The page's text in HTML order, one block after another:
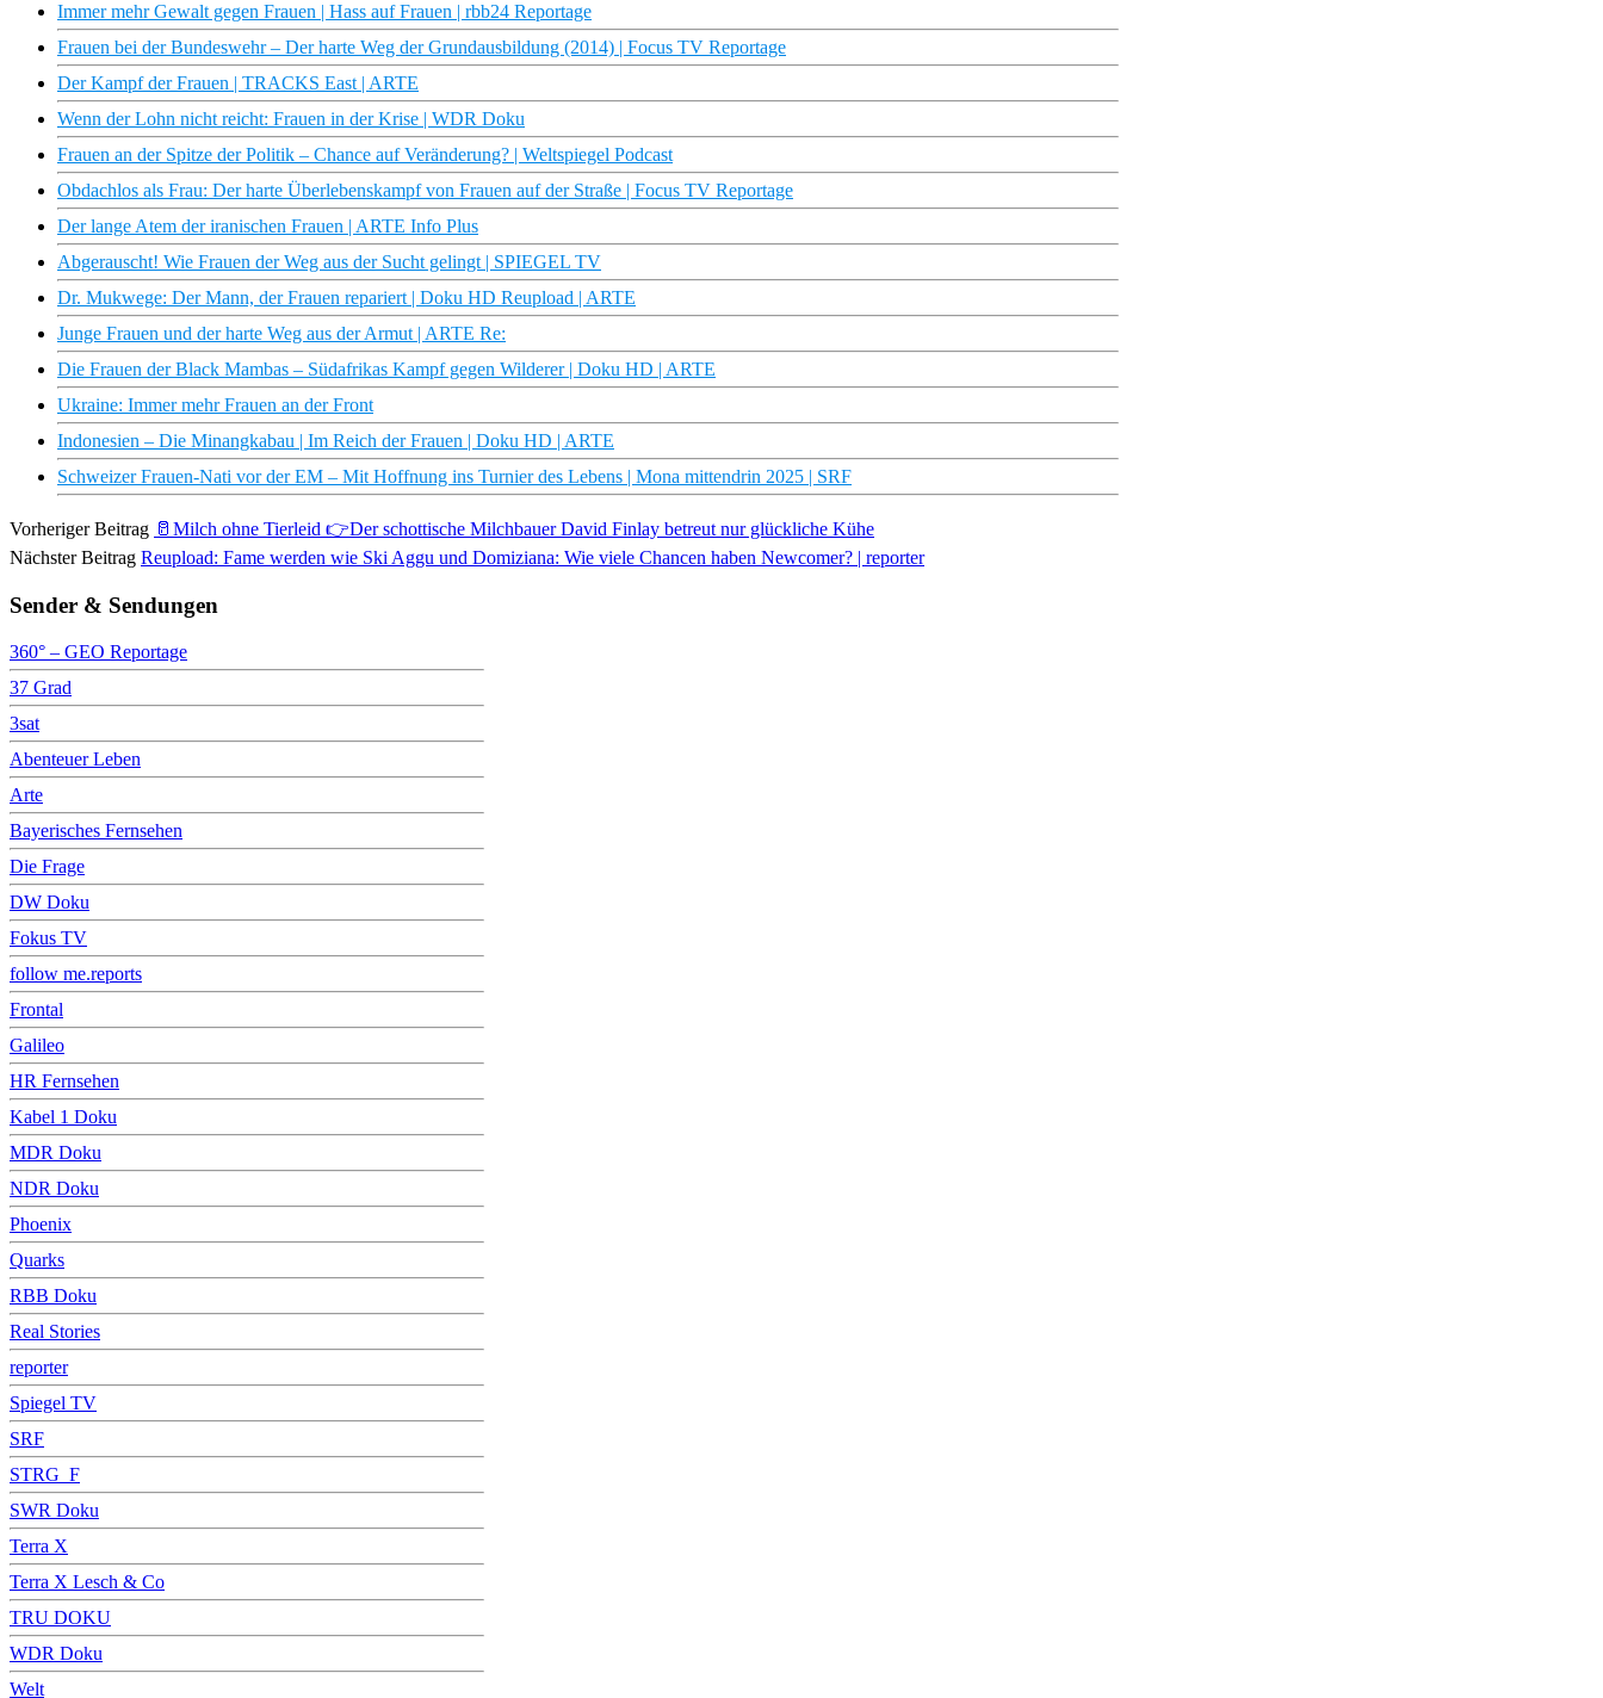
Immer mehr Gewalt gegen Frauen | Hass auf Frauen | rbb24 Reportage
Frauen bei der Bundeswehr – Der harte Weg der Grundausbildung (2014) | Focus TV Reportage
Der Kampf der Frauen | TRACKS East | ARTE
Wenn der Lohn nicht reicht: Frauen in der Krise | WDR Doku
Frauen an der Spitze der Politik – Chance auf Veränderung? | Weltspiegel Podcast
Obdachlos als Frau: Der harte Überlebenskampf von Frauen auf der Straße | Focus TV Reportage
Der lange Atem der iranischen Frauen | ARTE Info Plus
Abgerauscht! Wie Frauen der Weg aus der Sucht gelingt | SPIEGEL TV
Dr. Mukwege: Der Mann, der Frauen repariert | Doku HD Reupload | ARTE
Junge Frauen und der harte Weg aus der Armut | ARTE Re:
Die Frauen der Black Mambas – Südafrikas Kampf gegen Wilderer | Doku HD | ARTE
Ukraine: Immer mehr Frauen an der Front
Indonesien – Die Minangkabau | Im Reich der Frauen | Doku HD | ARTE
Schweizer Frauen-Nati vor der EM – Mit Hoffnung ins Turnier des Lebens | Mona mittendrin 2025 | SRF
Vorheriger Beitrag 🥛Milch ohne Tierleid 👉Der schottische Milchbauer David Finlay betreut nur glückliche Kühe
Nächster Beitrag Reupload: Fame werden wie Ski Aggu und Domiziana: Wie viele Chancen haben Newcomer? | reporter
Sender & Sendungen
360° – GEO Reportage
37 Grad
3sat
Abenteuer Leben
Arte
Bayerisches Fernsehen
Die Frage
DW Doku
Fokus TV
follow me.reports
Frontal
Galileo
HR Fernsehen
Kabel 1 Doku
MDR Doku
NDR Doku
Phoenix
Quarks
RBB Doku
Real Stories
reporter
Spiegel TV
SRF
STRG_F
SWR Doku
Terra X
Terra X Lesch & Co
TRU DOKU
WDR Doku
Welt